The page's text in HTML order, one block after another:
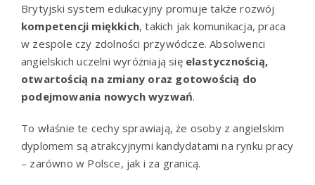
Brytyjski system edukacyjny promuje także rozwój
kompetencji miękkich, takich jak komunikacja, praca
w zespole czy zdolności przywódcze. Absolwenci
angielskich uczelni wyróżniają się elastycznością,
otwartością na zmiany oraz gotowością do
podejmowania nowych wyzwań.
To właśnie te cechy sprawiają, że osoby z angielskim
dyplomem są atrakcyjnymi kandydatami na rynku pracy
– zarówno w Polsce, jak i za granicą.